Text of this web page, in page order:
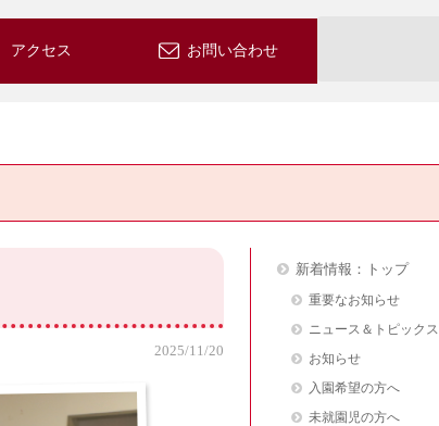
アクセス お問い合わせ
2025/11/20
新着情報：トップ
重要なお知らせ
ニュース＆トピックス
お知らせ
入園希望の方へ
未就園児の方へ